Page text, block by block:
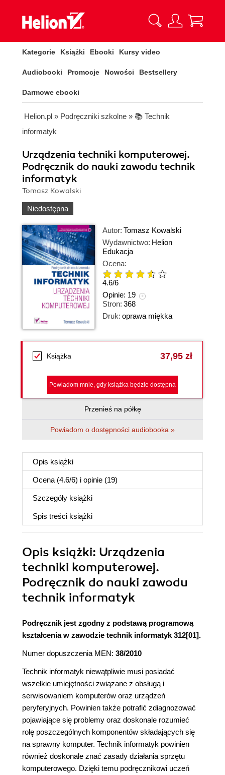
Kategorie Książki Ebooki Kursy video
Audiobooki Promocje Nowości Bestsellery
Darmowe ebooki
Helion.pl » Podręczniki szkolne » 📚 Technik
informatyk
Urządzenia techniki komputerowej.
Podręcznik do nauki zawodu technik
informatyk
Tomasz Kowalski
Niedostępna
Autor: Tomasz Kowalski
Wydawnictwo: Helion
Edukacja
Ocena:
4.6/6
Opinie: 19
Stron: 368
Druk: oprawa miękka
Książka 37,95 zł
Powiadom mnie, gdy książka będzie dostępna
Przenieś na półkę
Powiadom o dostępności audiobooka »
Opis książki
Ocena (4.6/6) i opinie (19)
Szczegóły książki
Spis treści książki
Opis książki: Urządzenia
techniki komputerowej.
Podręcznik do nauki zawodu
technik informatyk
Podręcznik jest zgodny z podstawą programową
kształcenia w zawodzie technik informatyk 312[01].
Numer dopuszczenia MEN: 38/2010
Technik informatyk niewątpliwie musi posiadać
wszelkie umiejętności związane z obsługą i
serwisowaniem komputerów oraz urządzeń
peryferyjnych. Powinien także potrafić zdiagnozować
pojawiające się problemy oraz doskonale rozumieć
rolę poszczególnych komponentów składających się
na sprawny komputer. Technik informatyk powinien
również doskonale znać zasady działania sprzętu
komputerowego. Dzięki temu podręcznikowi uczeń